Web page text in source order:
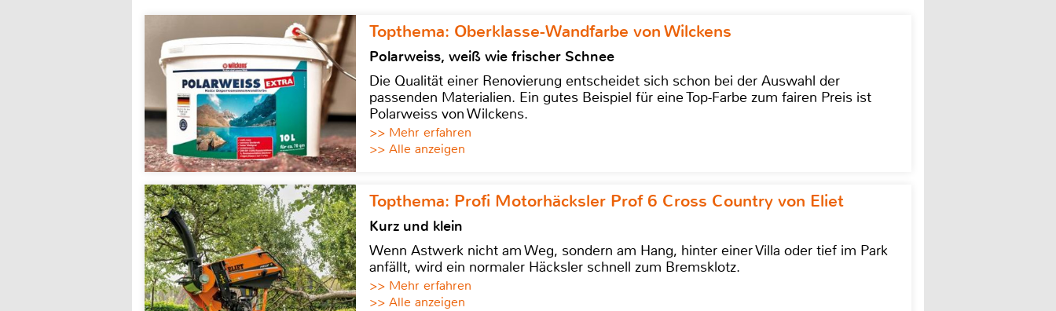
Topthema: Oberklasse-Wandfarbe von Wilckens
Polarweiss, weiß wie frischer Schnee
Die Qualität einer Renovierung entscheidet sich schon bei der Auswahl der
passenden Materialien. Ein gutes Beispiel für eine Top-Farbe zum fairen Preis ist
Polarweiss von Wilckens.
>> Mehr erfahren
>> Alle anzeigen
Topthema: Profi Motorhäcksler Prof 6 Cross Country von Eliet
Kurz und klein
Wenn Astwerk nicht am Weg, sondern am Hang, hinter einer Villa oder tief im Park
anfällt, wird ein normaler Häcksler schnell zum Bremsklotz.
>> Mehr erfahren
>> Alle anzeigen